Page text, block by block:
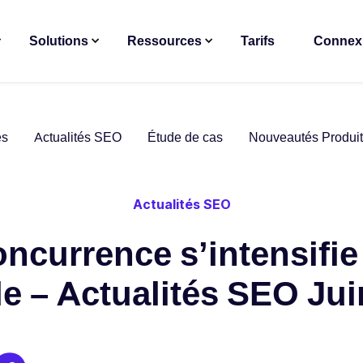
Solutions Ressources Tarifs
Actualités SEO Étude de cas Nouveautés Produit
Actualités SEO
– Actualités SEO